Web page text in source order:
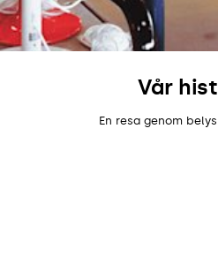
Vår
En resa genom